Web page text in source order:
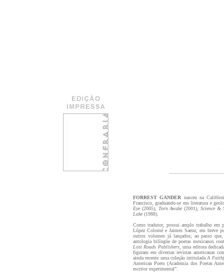
FORREST GANDER
nasceu na
Francisco, graduando-se em literatura e
Eye (2005), Torn Awake (2001), Science &
Lake (1988).
Como tradutor, possui amplo trabalho em
López Colomé e Jaimes Saenz, em breve
outros volumes já lançados; ao passo
antologia bilíngüe de poetas mexicanos
Lost Roads Publishers, uma editora
figuram em diversas revistas americanas
ainda recente uma coleção intituladaA
American Poets (Academia dos Poetas
escritor experimental”.